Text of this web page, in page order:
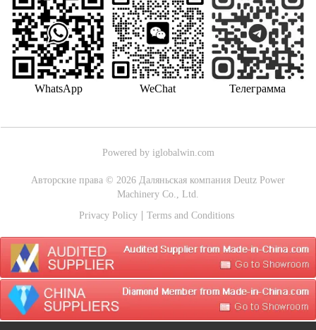
WhatsApp WeChat Телеграмма
Powered by iglobalwin.com
Авторские права © 2026 Даляньская компания Deutz Power
Machinery Co., Ltd.
Privacy Policy
Terms and Conditions